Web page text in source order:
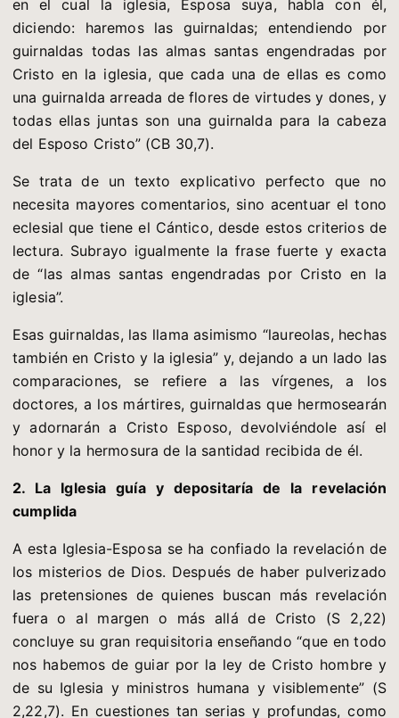
en el cual la iglesia, Esposa suya, habla con él,
diciendo: haremos las guirnaldas; entendiendo por
guirnaldas todas las almas santas engendradas por
Cristo en la iglesia, que cada una de ellas es como
una guirnalda arreada de flores de virtudes y dones, y
todas ellas juntas son una guirnalda para la cabeza
del Esposo Cristo” (CB 30,7).
Se trata de un texto explicativo perfecto que no
necesita mayores comentarios, sino acentuar el tono
eclesial que tiene el Cántico, desde estos criterios de
lectura. Subrayo igualmente la frase fuerte y exacta
de “las almas santas engendradas por Cristo en la
iglesia”.
Esas guirnaldas, las llama asimismo “laureolas, hechas
también en Cristo y la iglesia” y, dejando a un lado las
comparaciones, se refiere a las vírgenes, a los
doctores, a los mártires, guirnaldas que hermosearán
y adornarán a Cristo Esposo, devolviéndole así el
honor y la hermosura de la santidad recibida de él.
2. La Iglesia guía y depositaría de la revelación
cumplida
A esta Iglesia-Esposa se ha confiado la revelación de
los misterios de Dios. Después de haber pulverizado
las pretensiones de quienes buscan más revelación
fuera o al margen o más allá de Cristo (S 2,22)
concluye su gran requisitoria enseñando “que en todo
nos habemos de guiar por la ley de Cristo hombre y
de su Iglesia y ministros humana y visiblemente” (S
2,22,7). En cuestiones tan serias y profundas, como